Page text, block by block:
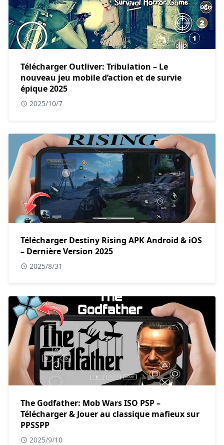
Télécharger Outliver: Tribulation – Le
nouveau jeu mobile d’action et de survie
épique 2025
2025/10/7
Télécharger Destiny Rising APK Android & iOS
– Dernière Version 2025
2025/8/31
The Godfather: Mob Wars ISO PSP –
Télécharger & Jouer au classique mafieux sur
PPSSPP
2025/9/10